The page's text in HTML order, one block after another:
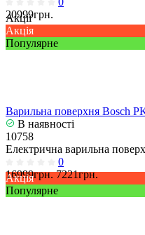
20999грн.
Акції
Акція
Популярне
Варильна поверхня Bosch
В наявності
10758
Електрична варильна
0
16999грн. 7221грн.
Акція
Популярне